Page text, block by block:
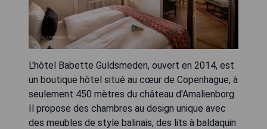
L'hôtel Babette Guldsmeden, ouvert en 2014, est
un boutique hôtel situé au cœur de Copenhague, à
seulement 450 mètres du château d'Amalienborg.
Il propose des chambres au design unique avec
des meubles de style balinais, des lits à baldaquin